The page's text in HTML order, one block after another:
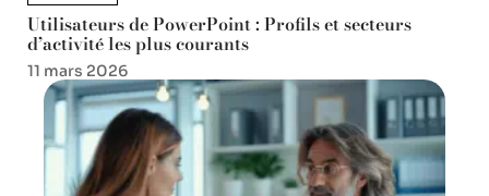
Utilisateurs de PowerPoint : Profils et secteurs
d’activité les plus courants
11 mars 2026